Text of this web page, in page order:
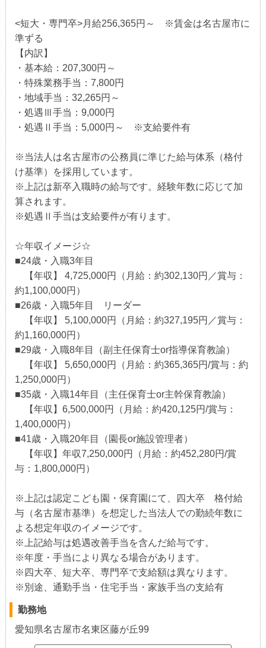
<短大・専門卒>月給256,365円～ ※賃金は名古屋市に
準ずる
【内訳】
・基本給：207,300円～
・特殊業務手当：7,800円
・地域手当：32,265円～
・処遇Ⅲ手当：9,000円
・処遇Ⅱ手当：5,000円～ ※支給要件有
※当法人は名古屋市の公務員に準じた給与体系（格付
け基準）を採用しています。
※上記は新卒入職時の給与です。経験年数に応じて加
算されます。
※処遇Ⅱ手当は支給要件が有ります。
☆年収イメージ☆
■24歳・入職3年目
【年収】 4,725,000円（月給：約302,130円／賞与：
約1,100,000円）
■26歳・入職5年目 リーダー
【年収】 5,100,000円（月給：約327,195円／賞与：
約1,160,000円）
■29歳・入職8年目（副主任保育士or指導保育教諭）
【年収】 5,650,000円（月給：約365,365円/賞与：約
1,250,000円）
■35歳・入職14年目（主任保育士or主幹保育教諭）
【年収】6,500,000円（月給：約420,125円/賞与：
1,400,000円）
■41歳・入職20年目（園長or施設管理者）
【年収】年収7,250,000円（月給：約452,280円/賞
与：1,800,000円）
※上記は認定こども園・保育園にて、四大卒 格付給
与（名古屋市基準）を想定した当法人での勤続年数に
よる想定年収のイメージです。
※上記給与は処遇改善手当を含んだ給与です。
※年度・手当により異なる場合があります。
※四大卒、短大卒、専門卒で支給額は異なります。
※別途、通勤手当・住宅手当・家族手当の支給有
勤務地
愛知県名古屋市名東区藤が丘99